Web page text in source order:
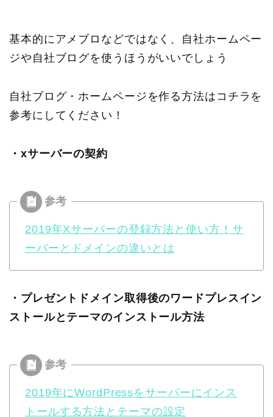
基本的にアメブロなどではなく、自社ホームペー
ジや自社ブログを使うほうがいいでしょう
自社ブログ・ホームページを作る方法はコチラを
参考にしてください！
・xサーバーの契約
2019年Xサーバーの登録方法と使い方！サ
ーバーとドメインの違いとは
・プレゼントドメイン取得後のワードプレスイン
ストールとテーマのインストール方法
2019年にWordPressをサーバーにインス
トールする方法とテーマの設定